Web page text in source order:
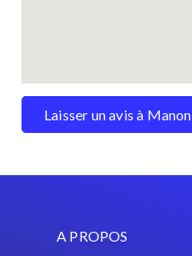
Laisser un avis à Manon
A PROPOS